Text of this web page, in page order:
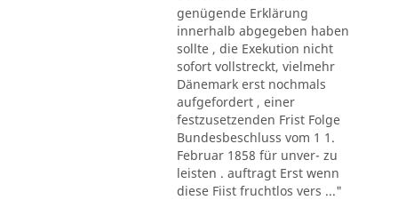
genügende Erklärung
innerhalb abgegeben haben
sollte , die Exekution nicht
sofort vollstreckt, vielmehr
Dänemark erst nochmals
aufgefordert , einer
festzusetzenden Frist Folge
Bundesbeschluss vom 1 1.
Februar 1858 für unver- zu
leisten . auftragt Erst wenn
diese Fiist fruchtlos vers ..."